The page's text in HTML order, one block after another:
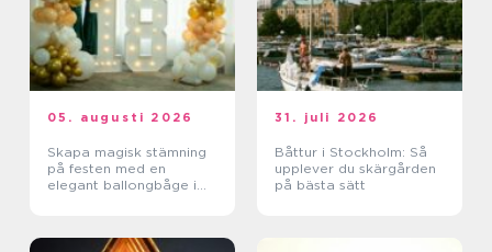
05. augusti 2026
Skapa magisk stämning
på festen med en
elegant ballongbåge i
31. juli 2026
Båttur i Stockholm: Så
upplever du skärgården
på bästa sätt